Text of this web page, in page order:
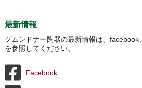
最新情報
グムンドナー陶器の最新情報は、facebook
を参照してください。
Facebook